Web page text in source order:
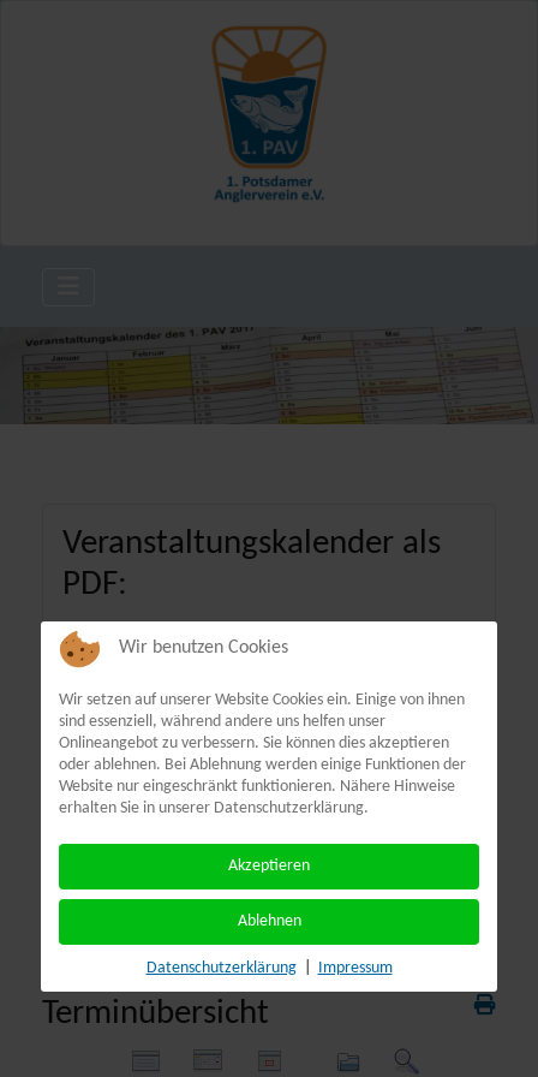
Veranstaltungskalender als
PDF:
Terminübersicht
Wir benutzen Cookies
Wir setzen auf unserer Website Cookies ein. Einige von ihnen
sind essenziell, während andere uns helfen unser
Onlineangebot zu verbessern. Sie können dies akzeptieren
oder ablehnen. Bei Ablehnung werden einige Funktionen der
Website nur eingeschränkt funktionieren. Nähere Hinweise
erhalten Sie in unserer Datenschutzerklärung.
Akzeptieren
Ablehnen
Datenschutzerklärung Impressum